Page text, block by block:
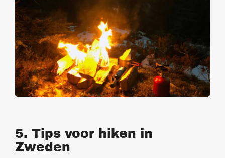
5. Tips voor hiken in
Zweden